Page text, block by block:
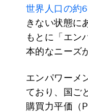
世界人口の約
きない状態に
もとに「エン
本的なニーズ
エンパワーメ
ており、国ご
購買力平価（